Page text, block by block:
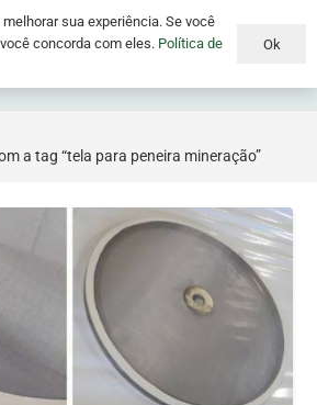
a tag “tela para peneira mineração”
sua experiência. Se você
concorda com eles. Política de
Ok